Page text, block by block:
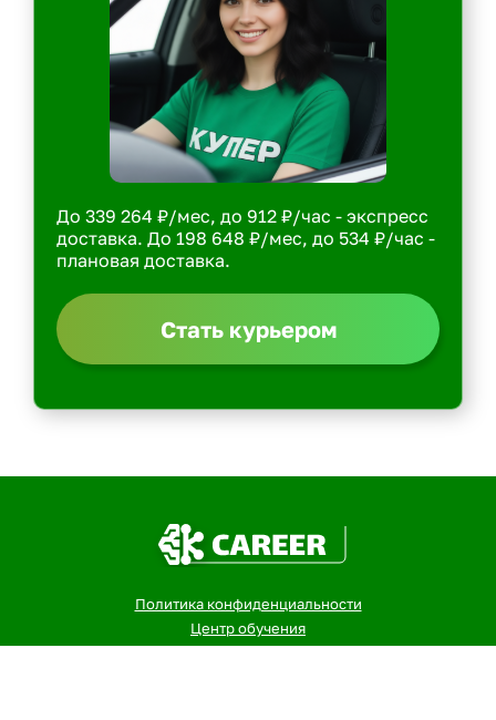
До 339 264 ₽/мес, до 912 ₽/час - экспресс
доставка. До 198 648 ₽/мес, до 534 ₽/час -
плановая доставка.
Стать курьером
Политика конфиденциальности
Центр обучения